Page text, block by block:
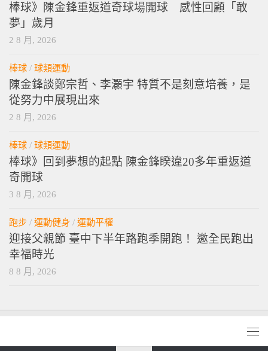
棒球》陳金鋒重返道奇球場開球 感性回顧「敢
夢」歲月
2 8 月, 2026
棒球 / 球類運動
陳金鋒談鄭宗哲、李灝宇 特質不是刻意培養，是
從努力中展現出來
2 8 月, 2026
棒球 / 球類運動
棒球》回到夢想的起點 陳金鋒睽違20多年重返道
奇開球
3 8 月, 2026
跑步 / 運動健身 / 運動平權
迎接父親節 臺中下半年路跑季開跑！ 邀全民跑出
幸福時光
8 8 月, 2026